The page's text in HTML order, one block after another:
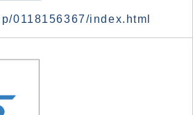
0118156367/index.html